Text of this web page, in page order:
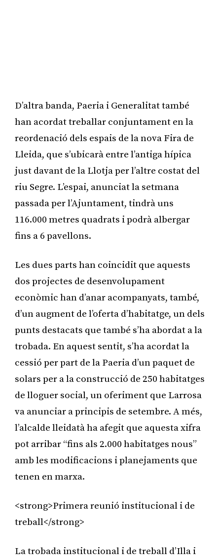
D’altra banda, Paeria i Generalitat també
han acordat treballar conjuntament en la
reordenació dels espais de la nova Fira de
Lleida, que s’ubicarà entre l’antiga hípica
just davant de la Llotja per l’altre costat del
riu Segre. L’espai, anunciat la setmana
passada per l’Ajuntament, tindrà uns
116.000 metres quadrats i podrà albergar
fins a 6 pavellons.
Les dues parts han coincidit que aquests
dos projectes de desenvolupament
econòmic han d’anar acompanyats, també,
d’un augment de l’oferta d’habitatge, un dels
punts destacats que també s’ha abordat a la
trobada. En aquest sentit, s’ha acordat la
cessió per part de la Paeria d’un paquet de
solars per a la construcció de 250 habitatges
de lloguer social, un oferiment que Larrosa
va anunciar a principis de setembre. A més,
l’alcalde lleidatà ha afegit que aquesta xifra
pot arribar “fins als 2.000 habitatges nous”
amb les modificacions i planejaments que
tenen en marxa.
<strong>Primera reunió institucional i de
treball</strong>
La trobada institucional i de treball d’Illa i